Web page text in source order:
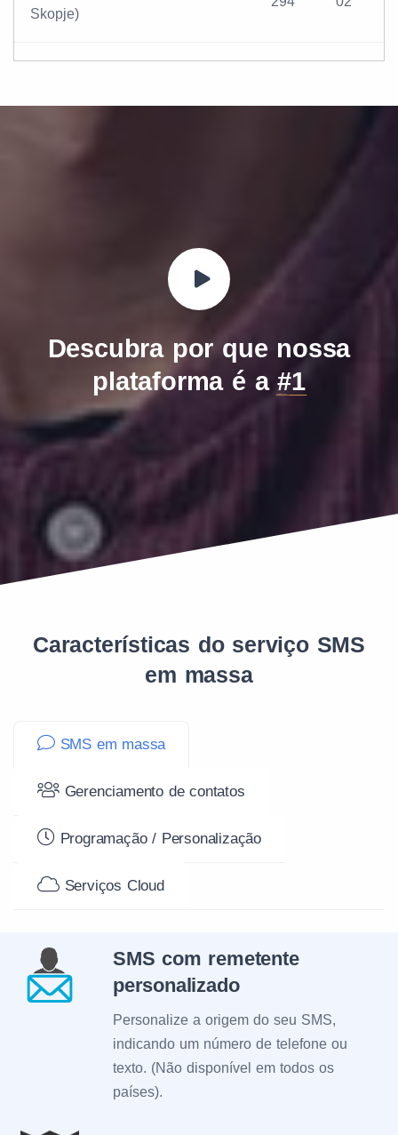
Skopje)
Descubra por que nossa
plataforma é a#1
Características do serviço SMS
em massa
SMS em massa
Gerenciamento de contatos
Programação / Personalização
Serviços Cloud
SMS com remetente
personalizado
Personalize a origem do seu SMS,
indicando um número de telefone ou
texto. (Não disponível em todos os
países).